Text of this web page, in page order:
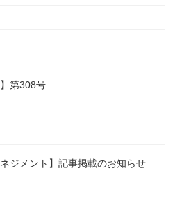
】第308号
ネジメント】記事掲載のお知らせ